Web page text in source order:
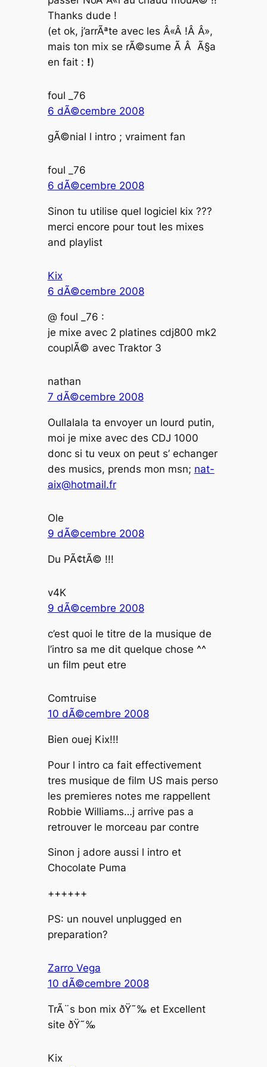
Thanks dude !
(et ok, j’arrÃªte avec les Â«Â !Â Â»,
mais ton mix se rÃ©sume Ã Â Ã§a
en fait : !)
foul _76
6 dÃ©cembre 2008
gÃ©nial l intro ; vraiment fan
foul _76
6 dÃ©cembre 2008
Sinon tu utilise quel logiciel kix ???
merci encore pour tout les mixes
and playlist
Kix
6 dÃ©cembre 2008
@ foul _76 :
je mixe avec 2 platines cdj800 mk2
couplÃ© avec Traktor 3
nathan
7 dÃ©cembre 2008
Oullalala ta envoyer un lourd putin,
moi je mixe avec des CDJ 1000
donc si tu veux on peut s’ echanger
des musics, prends mon msn; nat-
aix@hotmail.fr
Ole
9 dÃ©cembre 2008
Du PÃ¢tÃ© !!!
v4K
9 dÃ©cembre 2008
c’est quoi le titre de la musique de
l’intro sa me dit quelque chose ^^
un film peut etre
Comtruise
10 dÃ©cembre 2008
Bien ouej Kix!!!
Pour l intro ca fait effectivement
tres musique de film US mais perso
les premieres notes me rappellent
Robbie Williams…j arrive pas a
retrouver le morceau par contre
Sinon j adore aussi l intro et
Chocolate Puma
++++++
PS: un nouvel unplugged en
preparation?
Zarro Vega
10 dÃ©cembre 2008
TrÃ¨s bon mix ðŸ˜‰ et Excellent
site ðŸ˜‰
Kix